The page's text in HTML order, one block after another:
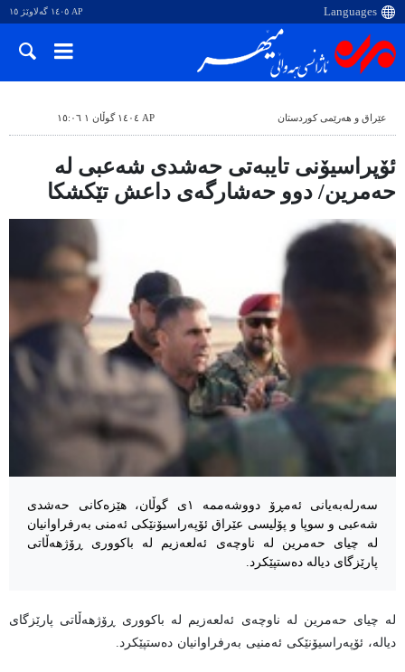
AP ١٤٠٥ گەلاوێژ ١٥
عێراق و هەرێمی کوردستان AP ١٤٠٤ گوڵان ١ ١٥:٠٦
ئۆپراسیۆنی تایبەتی حەشدی شەعبی لە
حەمرین/ دوو حەشارگەی داعش تێکشکا
سەرلەبەیانی ئەمڕۆ دووشەممە ١ی گوڵان، هێزەکانی حەشدی
شەعبی و سوپا و پۆلیسی عێراق ئۆپەراسیۆنێکی ئەمنی بەرفراوانیان
لە چیای حەمرین لە ناوچەی ئەلعەزیم لە باکووری ڕۆژهەڵاتی
پارێزگای دیالە دەستپێکرد.
لە چیای حەمرین لە ناوچەی ئەلعەزیم لە باکووری ڕۆژهەڵاتی پارێزگای
دیالە، ئۆپەراسیۆنێکی ئەمنیی بەرفراوانیان دەستپێکرد.